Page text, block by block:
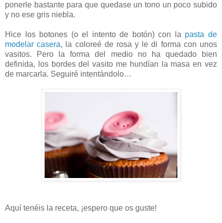
ponerle bastante para que quedase un tono un poco subido
y no ese gris niebla.
Hice los botones (o el intento de botón) con la pasta de
modelar casera, la coloreé de rosa y le di forma con unos
vasitos. Pero la forma del medio no ha quedado bien
definida, los bordes del vasito me hundían la masa en vez
de marcarla. Seguiré intentándolo…
Aquí tenéis la receta, ¡espero que os guste!